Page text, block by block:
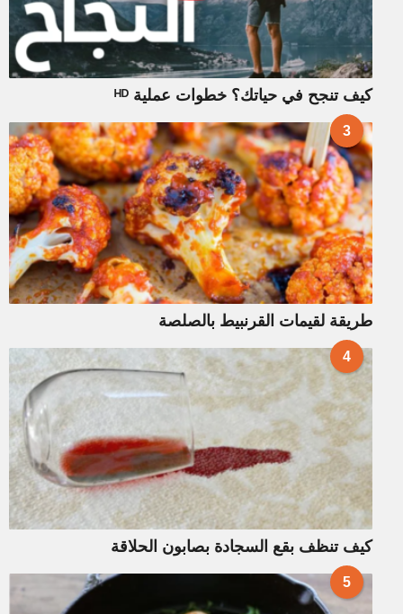
كيف تنجح في حياتك؟ خطوات عملية ᴴᴰ
3
طريقة لقيمات القرنبيط بالصلصة
4
كيف تنظف بقع السجادة بصابون الحلاقة
5